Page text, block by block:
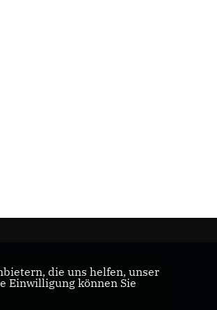
die uns helfen, unser
Einwilligung können Sie